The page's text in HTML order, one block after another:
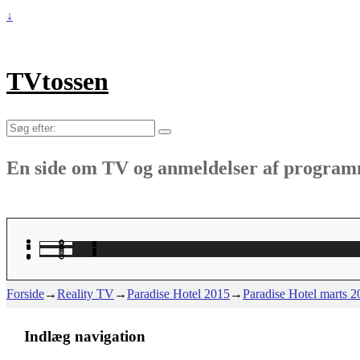
↓
TVtossen
Søg
En side om TV og anmeldelser af
Forside→Reality TV→Paradise Hotel 2015→Paradise Hotel marts
Indlæg navigation